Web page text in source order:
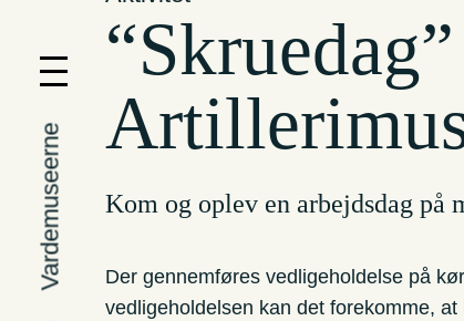
Vardemuseerne Kom og oplev en arbejdsdag på
Der gennemføres vedligeholdelse på
vedligeholdelsen kan det forekomme,